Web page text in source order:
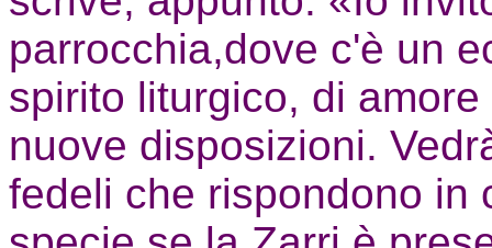
parrocchia,dove c'è un
spirito liturgico, di
nuove disposizioni.
fedeli che rispondono in